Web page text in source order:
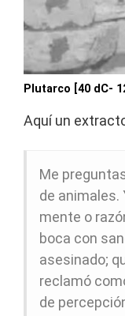
Plutarco [40 dC-
Aquí un
Me
de animales.
mente o
boca con
asesinado;
reclamó
de